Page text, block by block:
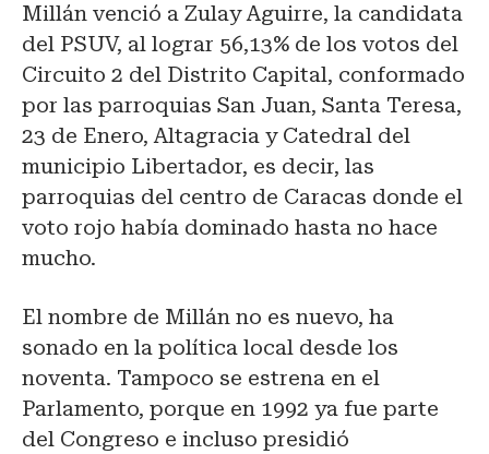
Millán venció a Zulay Aguirre, la candidata
del PSUV, al lograr 56,13% de los votos del
Circuito 2 del Distrito Capital, conformado
por las parroquias San Juan, Santa Teresa,
23 de Enero, Altagracia y Catedral del
municipio Libertador, es decir, las
parroquias del centro de Caracas donde el
voto rojo había dominado hasta no hace
mucho.
El nombre de Millán no es nuevo, ha
sonado en la política local desde los
noventa. Tampoco se estrena en el
Parlamento, porque en 1992 ya fue parte
del Congreso e incluso presidió